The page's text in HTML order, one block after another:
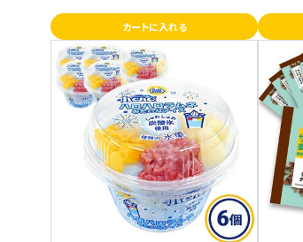
カートに入れる